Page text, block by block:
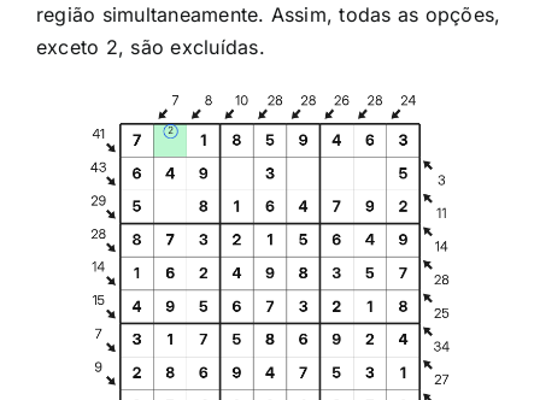
região simultaneamente. Assim, todas as opções,
exceto 2, são excluídas.